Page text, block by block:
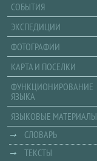
СОБЫТИЯ
ЭКСПЕДИЦИИ
ФОТОГРАФИИ
КАРТА И ПОСЕЛКИ
ФУНКЦИОНИРОВАНИЕ
ЯЗЫКА
ЯЗЫКОВЫЕ МАТЕРИАЛЫ
СЛОВАРЬ
ТЕКСТЫ